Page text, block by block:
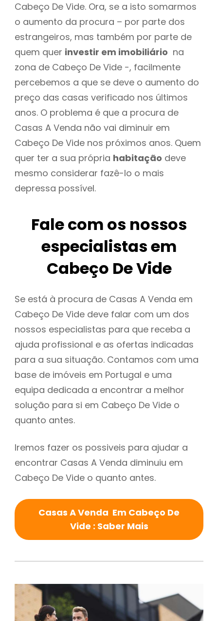
Cabeço De Vide. Ora, se a isto somarmos
o aumento da procura – por parte dos
estrangeiros, mas também por parte de
quem quer investir em imobiliário na
zona de Cabeço De Vide -, facilmente
percebemos a que se deve o aumento do
preço das casas verificado nos últimos
anos. O problema é que a procura de
Casas A Venda não vai diminuir em
Cabeço De Vide nos próximos anos. Quem
quer ter a sua própria habitação deve
mesmo considerar fazê-lo o mais
depressa possível.
Fale com os nossos
especialistas em
Cabeço De Vide
Se está à procura de Casas A Venda em
Cabeço De Vide deve falar com um dos
nossos especialistas para que receba a
ajuda profissional e as ofertas indicadas
para a sua situação. Contamos com uma
base de imóveis em Portugal e uma
equipa dedicada a encontrar a melhor
solução para si em Cabeço De Vide o
quanto antes.
Iremos fazer os possiveis para ajudar a
encontrar Casas A Venda diminuiu em
Cabeço De Vide o quanto antes.
Casas A Venda Em Cabeço De
Vide : Saber Mais